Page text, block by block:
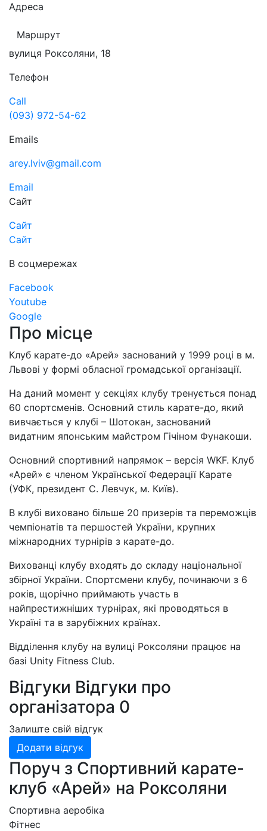
Адреса
Маршрут
вулиця Роксоляни, 18
Телефон
Call
(093) 972-54-62
Emails
arey.lviv@gmail.com
Email
Сайт
Сайт
Сайт
В соцмережах
Facebook
Youtube
Google
Про місце
Клуб карате-до «Арей» заснований у 1999 році в м.
Львові у формі обласної громадської організації.
На даний момент у секціях клубу тренується понад
60 спортсменів. Основний стиль карате-до, який
вивчається у клубі – Шотокан, заснований
видатним японським майстром Гічіном Фунакоши.
Основний спортивний напрямок – версія WKF. Клуб
«Арей» є членом Української Федерації Карате
(УФК, президент С. Левчук, м. Київ).
В клубі виховано більше 20 призерів та переможців
чемпіонатів та першостей України, крупних
міжнародних турнірів з карате-до.
Вихованці клубу входять до складу національної
збірної України. Спортсмени клубу, починаючи з 6
років, щорічно приймають участь в
найпрестижніших турнірах, які проводяться в
Україні та в зарубіжних країнах.
Відділення клубу на вулиці Роксоляни працює на
базі Unity Fitness Club.
Відгуки Відгуки про
організатора 0
Залиште свій відгук
Додати відгук
Поруч з Спортивний карате-
клуб «Арей» на Роксоляни
Спортивна аеробіка
Фітнес